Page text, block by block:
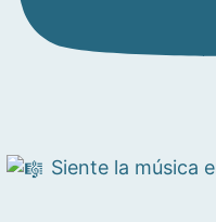
Siente la música